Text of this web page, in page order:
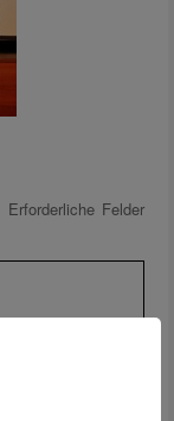
Erforderliche Felder